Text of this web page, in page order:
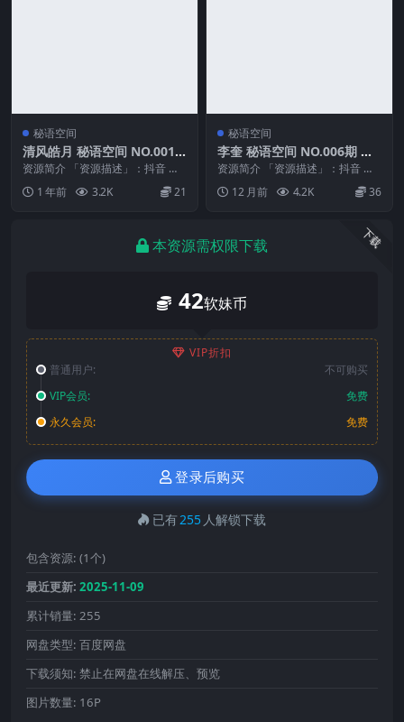
秘语空间
清风皓月 秘语空间 NO.001
期 最新至：2025.6.1
资源简介 「资源描述」：抖音 清
风皓月 秘语空间 NO.001期 【9P1
V】最...
1 年前 3.2K 21
秘语空间
李奎 秘语空间 NO.006期 最
新至：2025.8.18
资源简介 「资源描述」：抖音 李
奎 秘语空间 NO.006期 【3V】最
新至：2...
12 月前 4.2K 36
下载
本资源需权限下载
42软妹币
VIP折扣
普通用户:
不可购买
VIP会员:
免费
永久会员:
免费
登录后购买
已有255 人解锁下载
包含资源: (1个)
最近更新: 2025-11-09
累计销量: 255
网盘类型: 百度网盘
下载须知: 禁止在网盘在线解压、预览
图片数量: 16P